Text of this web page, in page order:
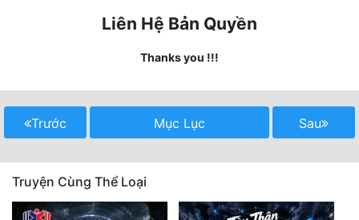
Kiếm Hiệp
Kỳ Ảo
Linh Dị
Liên Hệ Bản Quyền
Thanks you !!!
Trước Mục Lục Sau
Truyện Cùng Thể Loại